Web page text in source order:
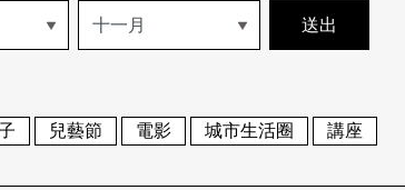
兒藝節 電影 城市生活圈 講座